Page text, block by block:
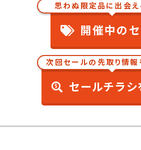
思わぬ限定品に出会え
開催中の
次回セールの先取り情報
セールチラシ